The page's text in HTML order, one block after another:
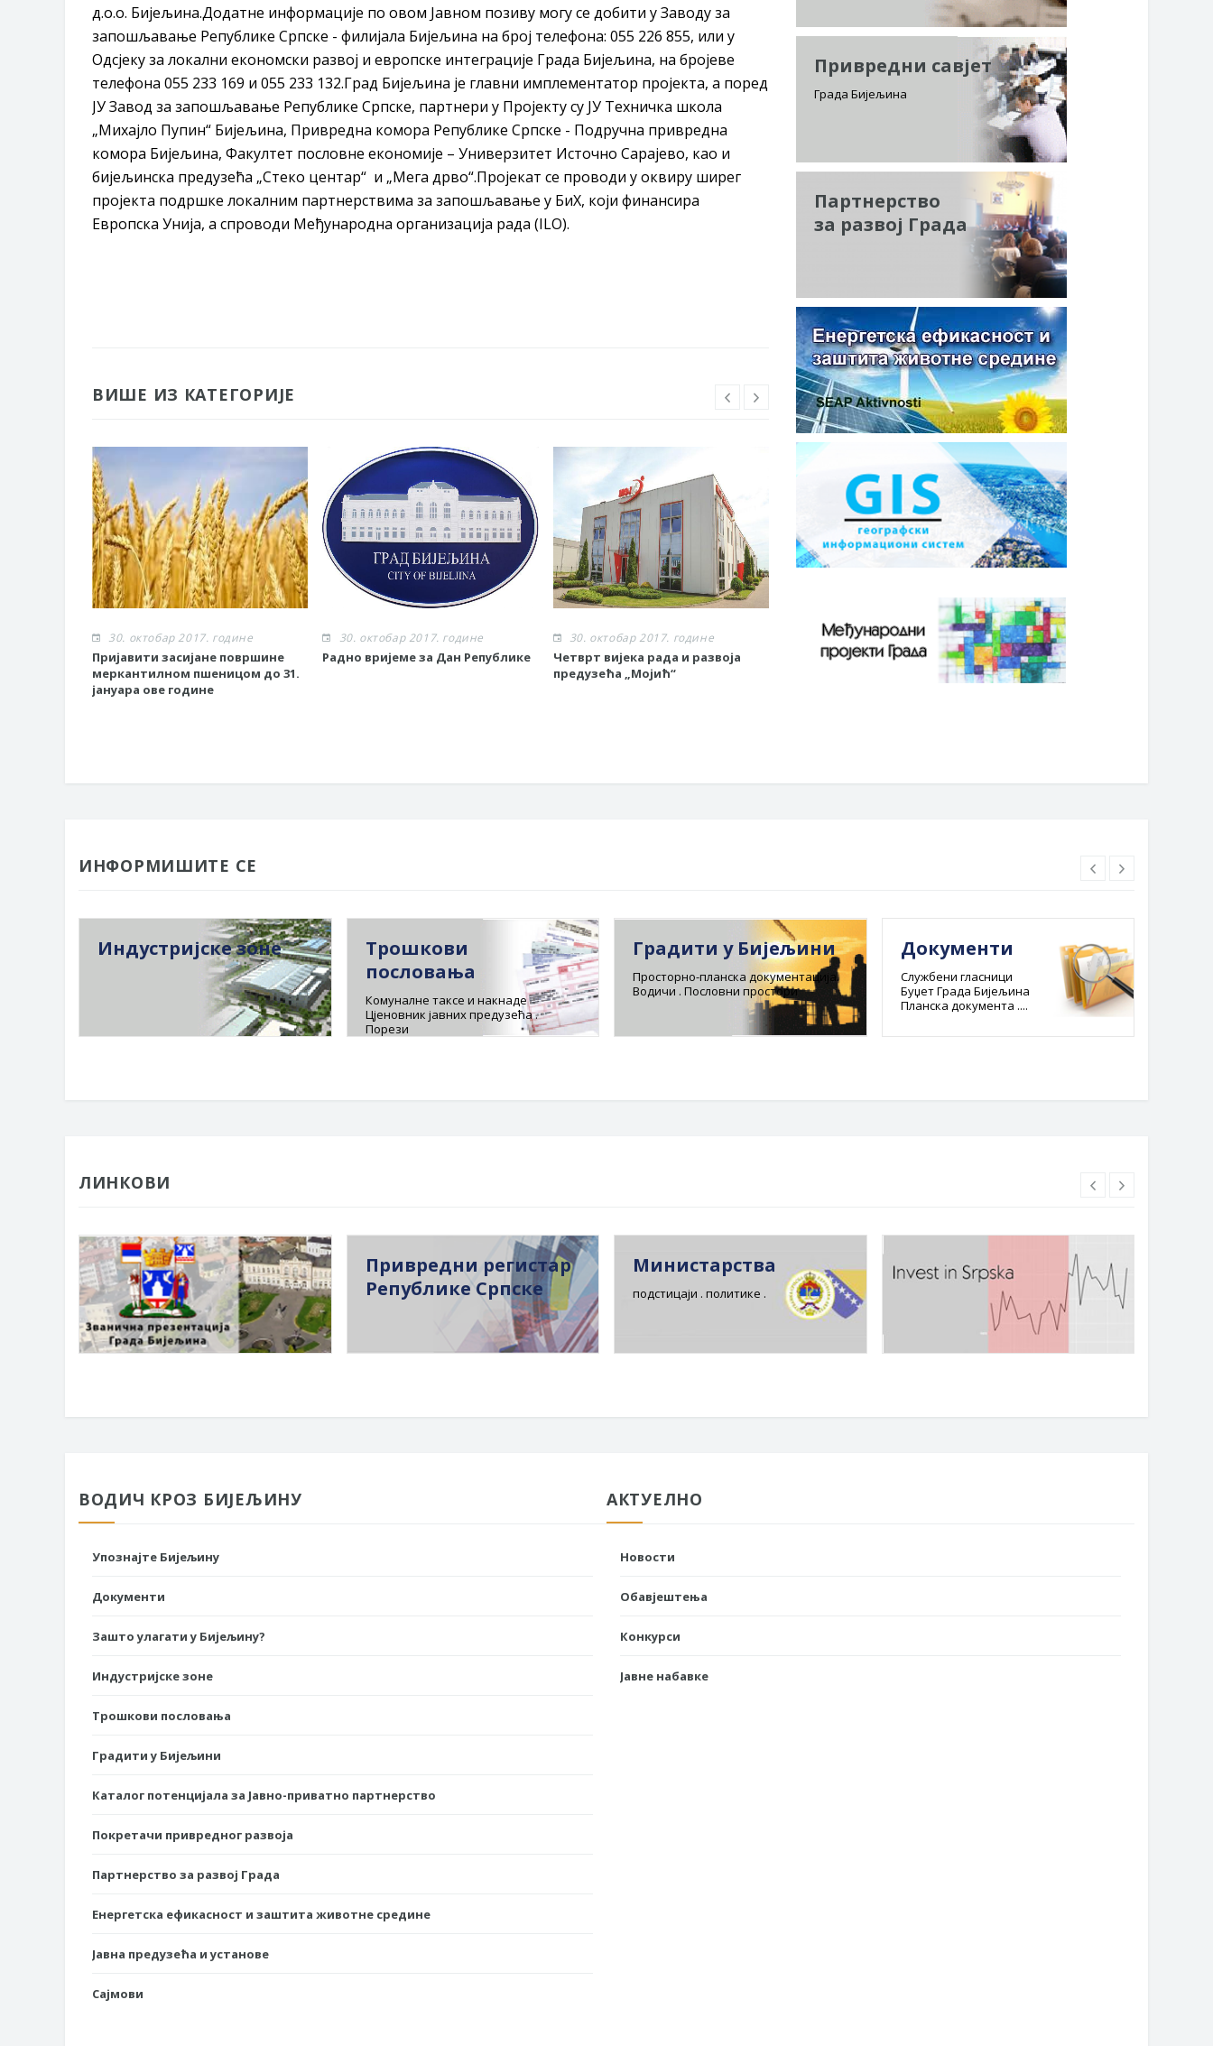
д.о.о. Бијељина.Додатне информације по овом Јавном позиву могу се добити у Заводу за
запошљавање Републике Српске - филијала Бијељина на број телефона: 055 226 855, или у
Одсјеку за локални економски развој и европске интеграције Града Бијељина, на бројеве
телефона 055 233 169 и 055 233 132.Град Бијељина је главни имплементатор пројекта, а поред
ЈУ Завод за запошљавање Републике Српске, партнери у Пројекту су ЈУ Техничка школа
„Михајло Пупин“ Бијељина, Привредна комора Републике Српске - Подручна привредна
комора Бијељина, Факултет пословне економије – Универзитет Источно Сарајево, као и
бијељинска предузећа „Стеко центар“ и „Мега дрво“.Пројекат се проводи у оквиру ширег
пројекта подршке локалним партнерствима за запошљавање у БиХ, који финансира
Европска Унија, а спроводи Међународна организација рада (ILO).
ВИШЕ ИЗ КАТЕГОРИЈЕ
30. октобар 2017. године
Пријавити засијане површине
меркантилном пшеницом до 31.
јануара ове године
30. октобар 2017. године
Радно вријеме за Дан Републике
30. октобар 2017. године
Четврт вијека рада и развоја
предузећа „Мојић“
30. октобар 2017. године
У Бијељини послује једна од
водећих телекомуникационих
30. октобар 2017. године
Врхунска медицинска услуга у
здравственом центру „Гала
Привредни савјет
Града Бијељина
Партнерство
за развој Града
ИНФОРМИШИТЕ СЕ
Индустријске зоне
Трошкови
пословања
Комуналне таксе и накнаде
Цјеновник јавних предузећа .
Порези
Градити у Бијељини
Просторно-планска документација.
Водичи . Пословни простори
Документи
Службени гласници
Буџет Града Бијељина
Планска документа ....
ЛИНКОВИ
Привредни регистар
Републике Српске
Министарства
подстицаји . политике .
ВОДИЧ КРОЗ БИЈЕЉИНУ
Упознајте Бијељину
Документи
Зашто улагати у Бијељину?
Индустријске зоне
Трошкови пословања
Градити у Бијељини
Каталог потенцијала за Јавно-приватно партнерство
Покретачи привредног развоја
Партнерство за развој Града
Енергетска ефикасност и заштита животне средине
Јавна предузећа и установе
Сајмови
АКТУЕЛНО
Новости
Обавјештења
Конкурси
Јавне набавке